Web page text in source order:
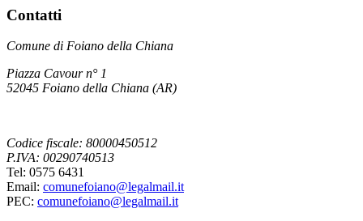
Contatti
Comune di Foiano della Chiana
Piazza Cavour n° 1
52045 Foiano della Chiana (AR)
Codice fiscale: 80000450512
P.IVA: 00290740513
Tel: 0575 6431
Email: comunefoiano@legalmail.it
PEC: comunefoiano@legalmail.it